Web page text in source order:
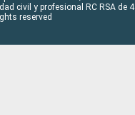
civil y profesional RC RSA de
reserved